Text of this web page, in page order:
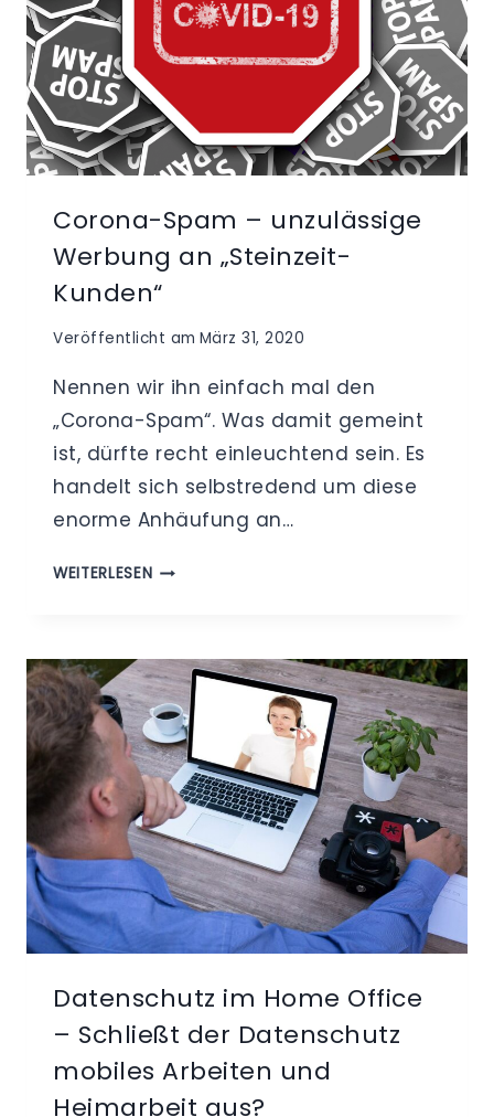
Corona-Spam – unzulässige
Werbung an „Steinzeit-
Kunden“
Veröffentlicht am März 31, 2020
Nennen wir ihn einfach mal den
„Corona-Spam“. Was damit gemeint
ist, dürfte recht einleuchtend sein. Es
handelt sich selbstredend um diese
enorme Anhäufung an…
WEITERLESENCORONA-
WERBUNG
AN
„STEINZEIT-
KUNDEN“
Datenschutz im Home Office
– Schließt der Datenschutz
mobiles Arbeiten und
Heimarbeit aus?